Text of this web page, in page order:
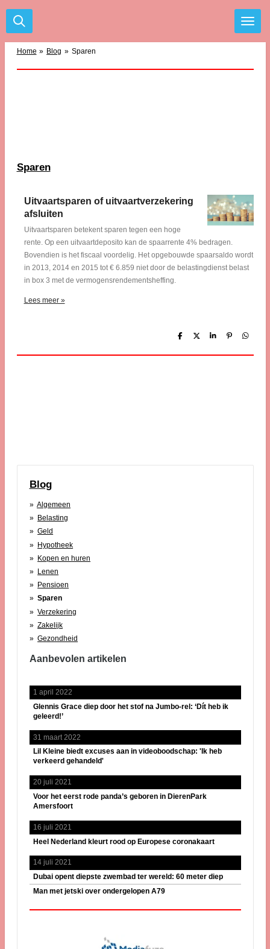
Ga
direct
Home » Blog » Sparen
Sparen
Uitvaartsparen of uitvaartverzekering
afsluiten
Uitvaartsparen betekent sparen tegen een hoge
rente. Op een uitvaartdeposito kan de spaarrente 4% bedragen.
Bovendien is het fiscaal voordelig. Het opgebouwde spaarsaldo wordt
in 2013, 2014 en 2015 tot € 6.859 niet door de belastingdienst belast
in box 3 met de vermogensrendementsheffing.
Lees meer »
D
D
S
P
D
Blog
Algemeen
Belasting
Geld
Hypotheek
Kopen en huren
Lenen
Pensioen
Sparen
Verzekering
Zakelijk
Gezondheid
Aanbevolen artikelen
1 april 2022
Glennis Grace diep door het stof na Jumbo-rel: ‘Dít heb ik
geleerd!’
31 maart 2022
Lil Kleine biedt excuses aan in videoboodschap: 'Ik heb
verkeerd gehandeld'
20 juli 2021
Voor het eerst rode panda’s geboren in DierenPark
Amersfoort
16 juli 2021
Heel Nederland kleurt rood op Europese coronakaart
14 juli 2021
Dubai opent diepste zwembad ter wereld: 60 meter diep
Man met jetski over ondergelopen A79